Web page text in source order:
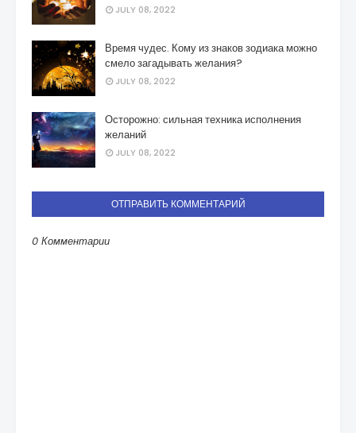
JULY 08, 2022
Время чудес. Кому из знаков зодиака можно
смело загадывать желания?
JULY 08, 2022
Осторожно: сильная техника исполнения
желаний
JULY 08, 2022
ОТПРАВИТЬ КОММЕНТАРИЙ
0 Комментарии